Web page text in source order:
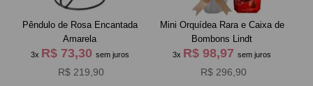
Pêndulo de Rosa Encantada
Amarela
3x R$ 73,30 sem juros
R$ 219,90
Mini Orquídea Rara e Caixa de
Bombons Lindt
3x R$ 98,97sem juros
R$ 296,90